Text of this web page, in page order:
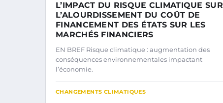
L’IMPACT DU RISQUE CLIMATIQUE SUR
L’ALOURDISSEMENT DU COÛT DE
FINANCEMENT DES ÉTATS SUR LES
MARCHÉS FINANCIERS
EN BREF Risque climatique : augmentation des
conséquences environnementales impactant
l’économie.
CHANGEMENTS CLIMATIQUES